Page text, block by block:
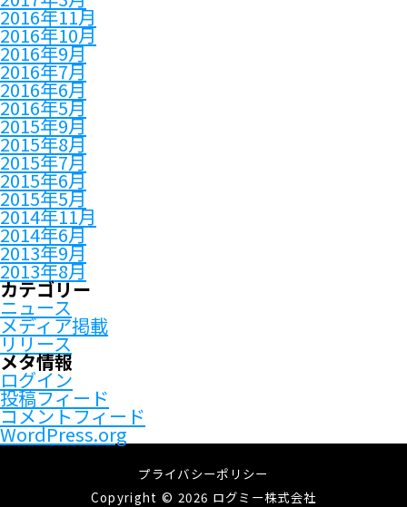
2016年11月
2016年10月
2016年9月
2016年7月
2016年6月
2016年5月
2015年9月
2015年8月
2015年7月
2015年6月
2015年5月
2014年11月
2014年6月
2013年9月
2013年8月
カテゴリー
ニュース
メディア掲載
リリース
メタ情報
ログイン
投稿フィード
コメントフィード
WordPress.org
プライバシーポリシー
Copyright © 2026 ログミー株式会社